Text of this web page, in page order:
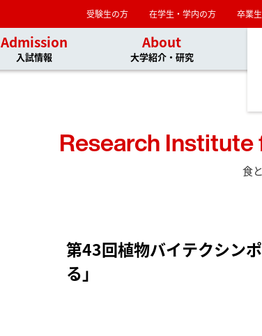
受験生の方 在学生・学内の方 卒業
Admission
入試情報
About
大学紹介・研究
Research
食
第43回植物バイテクシン
る」